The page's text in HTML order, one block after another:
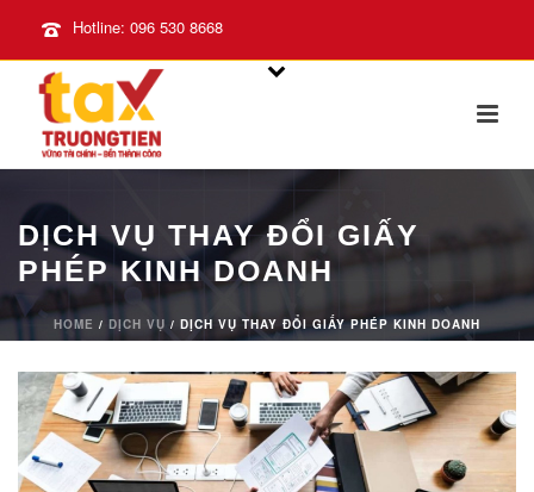
Hotline: 096 530 8668
DỊCH VỤ THAY ĐỔI GIẤY
PHÉP KINH DOANH
HOME / DỊCH VỤ / DỊCH VỤ THAY ĐỔI GIẤY PHÉP KINH DOANH